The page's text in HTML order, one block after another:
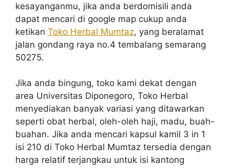
kesayanganmu, jika anda berdomisili anda
dapat mencari di google map cukup anda
ketikan Toko Herbal Mumtaz, yang beralamat
jalan gondang raya no.4 tembalang semarang
50275.
Jika anda bingung, toko kami dekat dengan
area Universitas Diponegoro, Toko Herbal
menyediakan banyak variasi yang ditawarkan
seperti obat herbal, oleh-oleh haji, madu, buah-
buahan. Jika anda mencari kapsul kamil 3 in 1
isi 210 di Toko Herbal Mumtaz tersedia dengan
harga relatif terjangkau untuk isi kantong